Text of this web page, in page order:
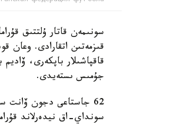
سونىمەن قاتار ۇلتتىق
قىزمەتىن اتقارادى.
قاقپاشىلار باپكەرى،
جۇمىس ىستەيدى.
62 جاستاعى دجون ۆانت
سونداي-اق نيدەرلاند